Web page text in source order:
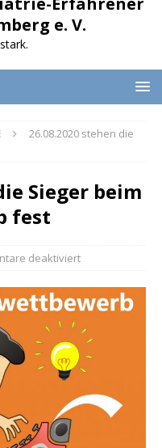
e. V.
26.08.2020 stehen die
Sieger beim
fest
deaktiviert